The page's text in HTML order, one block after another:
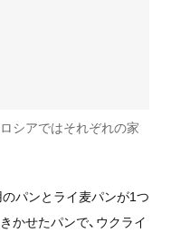
シアではそれぞれの家
パンとライ麦パンが1つ
かせたパンで、ウクライ